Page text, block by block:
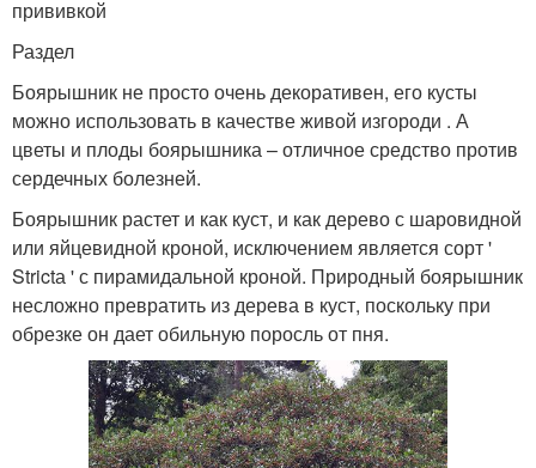
прививкой
Раздел
Боярышник не просто очень декоративен, его кусты
можно использовать в качестве живой изгороди . А
цветы и плоды боярышника – отличное средство против
сердечных болезней.
Боярышник растет и как куст, и как дерево с шаровидной
или яйцевидной кроной, исключением является сорт '
Strictа ' с пирамидальной кроной. Природный боярышник
несложно превратить из дерева в куст, поскольку при
обрезке он дает обильную поросль от пня.